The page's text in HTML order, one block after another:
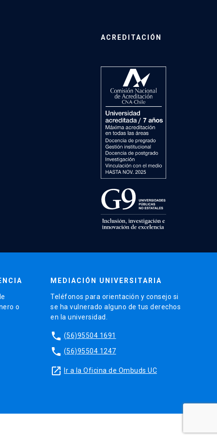
ACREDITACIÓN
o
MEDIACIÓN UNIVERSITARIA
Teléfonos para orientación y consejo si
se ha vulnerado alguno de tus derechos
en la universidad.
phone (56)95504 1691
phone (56)95504 1247
launch Ir a la Oficina de Ombuds UC